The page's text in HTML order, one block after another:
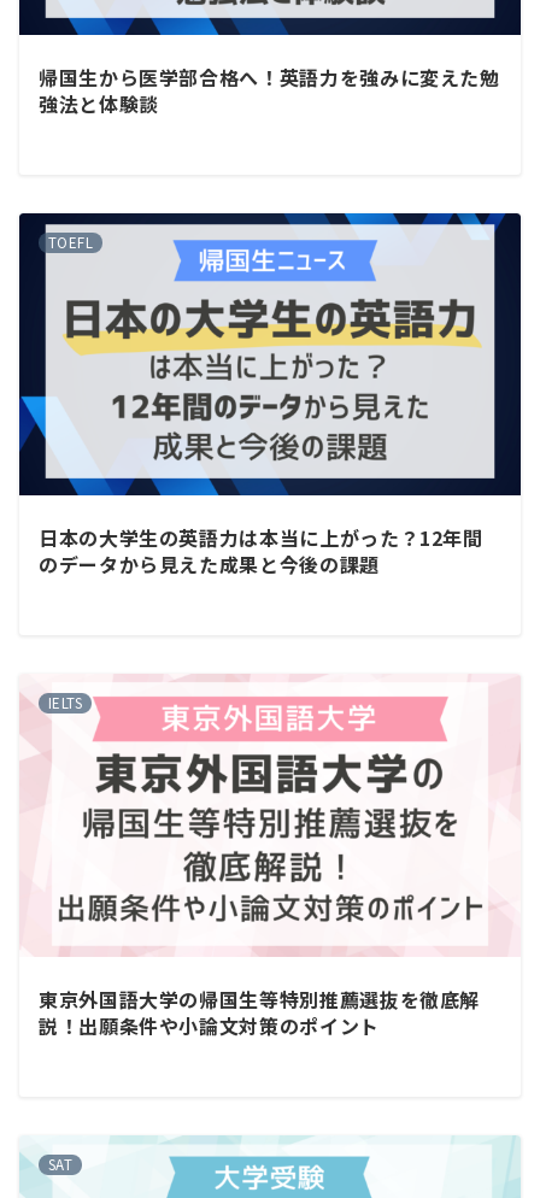
帰国生から医学部合格へ！英語力を強みに変えた勉
強法と体験談
TOEFL
日本の大学生の英語力は本当に上がった？12年間
のデータから見えた成果と今後の課題
IELTS
東京外国語大学の帰国生等特別推薦選抜を徹底解
説！出願条件や小論文対策のポイント
SAT